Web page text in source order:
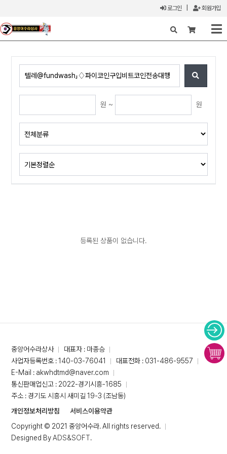
로그인 회원가입
X
원 ~ 원
등록된 상품이 없습니다.
중앙어수라상사
대표자 : 마종승
사업자등록번호 : 140-03-76041
대표전화 : 031-486-9557
E-Mail : akwhdtmd@naver.com
통신판매업신고 : 2022-경기시흥-1685
주소 : 경기도 시흥시 새미길 19-3 (조남동)
개인정보처리방침
서비스이용약관
Copyright © 2021 중앙어수라. All rights reserved.
Designed ByADS&SOFT.